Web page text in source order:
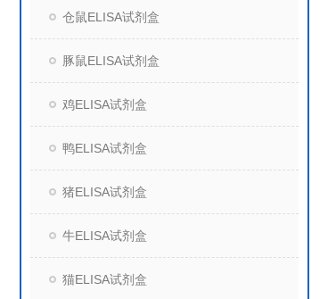
仓鼠ELISA试剂盒
豚鼠ELISA试剂盒
鸡ELISA试剂盒
鸭ELISA试剂盒
猪ELISA试剂盒
牛ELISA试剂盒
猫ELISA试剂盒